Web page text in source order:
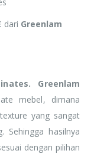
dari Greenlam
Greenlam
mebel, dimana
yang sangat
Sehingga hasilnya
dengan pilihan